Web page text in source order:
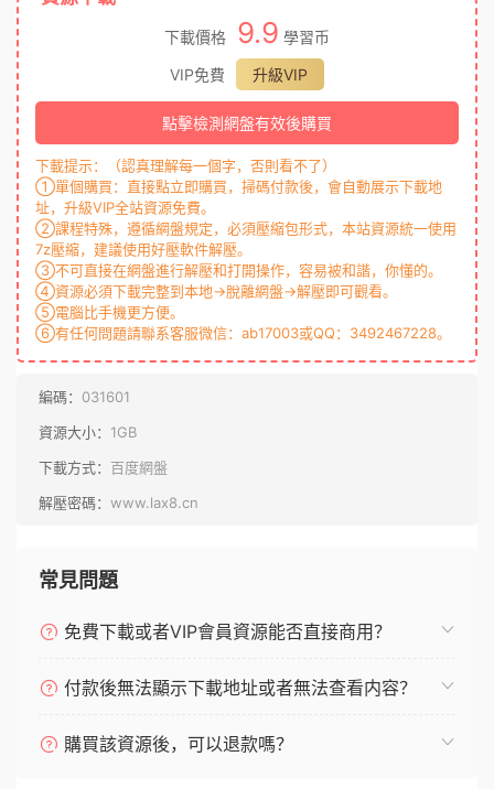
下載價格 9.9 學習币
VIP免費
升級VIP
點擊檢測網盤有效後購買
下載提示：（認真理解每一個字，否則看不了）
①單個購買：直接點立即購買，掃碼付款後，會自動展示下載地
址，升級VIP全站資源免費。
②課程特殊，遵循網盤規定，必須壓縮包形式，本站資源統一使用
7z壓縮，建議使用好壓軟件解壓。
③不可直接在網盤進行解壓和打開操作，容易被和諧，你懂的。
④資源必須下載完整到本地→脫離網盤→解壓即可觀看。
⑤電腦比手機更方便。
⑥有任何問題請聯系客服微信：ab17003或QQ：3492467228。
編碼： 031601
資源大小： 1GB
下載方式： 百度網盤
解壓密碼： www.lax8.cn
常見問題
免費下載或者VIP會員資源能否直接商用？
付款後無法顯示下載地址或者無法查看内容？
購買該資源後，可以退款嗎？